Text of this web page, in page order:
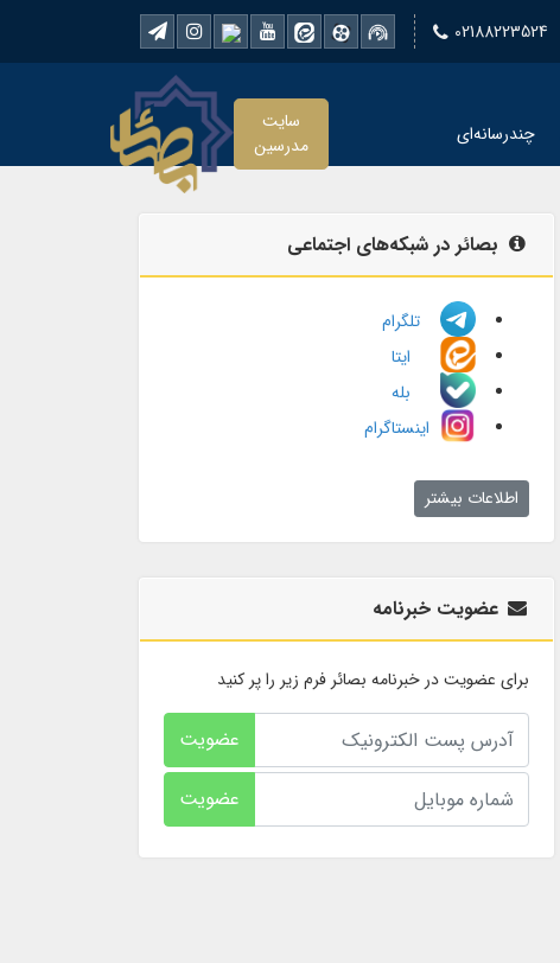
02188223524
چندرسانه‌ای
سایت
مدرسین
بصائر در شبکه‌های اجتماعی
تلگرام
ایتا
بله
اینستاگرام
اطلاعات بیشتر
عضویت خبرنامه
برای عضویت در خبرنامه بصائر فرم زیر را پر کنید
عضویت
عضویت